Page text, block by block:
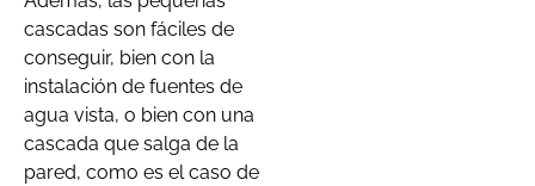
cascadas son fáciles de
conseguir, bien con la
instalación de fuentes de
agua vista, o bien con una
cascada que salga de la
pared, como es el caso de